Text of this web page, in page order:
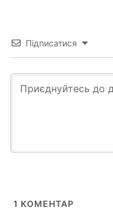
Підписатися
1 КОМЕНТАР